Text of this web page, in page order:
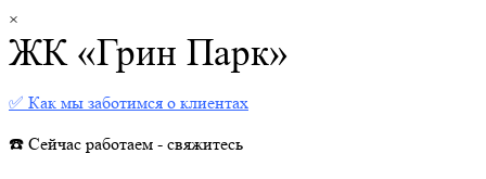
×
ЖК «Грин Парк»
✅ Как мы заботимся о клиентах
☎️ Сейчас работаем - свяжитесь